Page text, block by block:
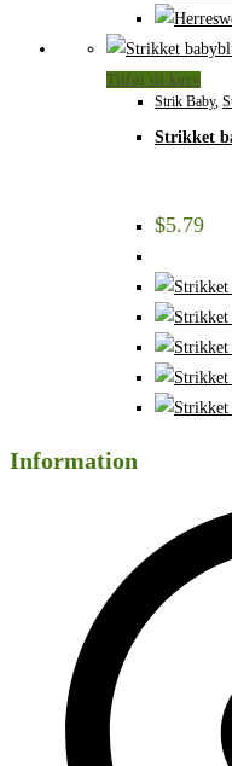
Tilføj til kurv
Strik Baby,
Strikket
$5.79
Information